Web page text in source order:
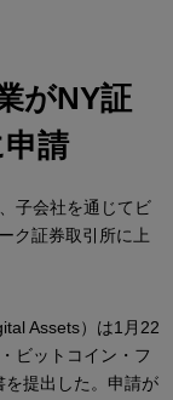
がNY証
請
子会社を通じてビ
ク証券取引所に上
Assets）は1月22
ビットコイン・フ
を提出した。申請が